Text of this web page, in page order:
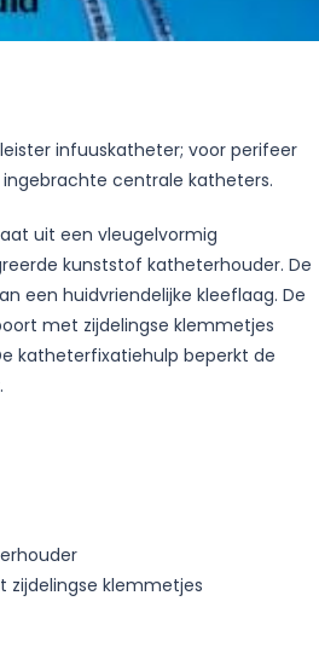
infuuskatheter; voor perifeer
centrale katheters.
uit een vleugelvormig
kunststof katheterhouder. De
een huidvriendelijke kleeflaag. De
met zijdelingse klemmetjes
katheterfixatiehulp beperkt de
klemmetjes